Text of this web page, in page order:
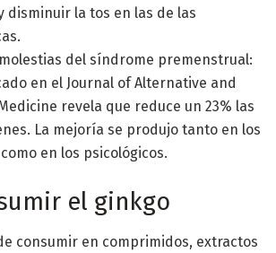
disminuir la tos en las de las
del síndrome premenstrual:
en el Journal of Alternative and
revela que reduce un 23% las
La mejoría se produjo tanto en los
en los psicológicos.
el ginkgo
consumir en comprimidos, extractos